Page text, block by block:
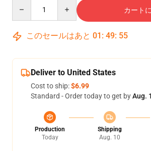
カート
このセールはあと 01 : 49: 54
Deliver to United States
Cost to ship:$6.99
Standard - Order today to get byAug.
Production
Today
Shipping
Aug. 10